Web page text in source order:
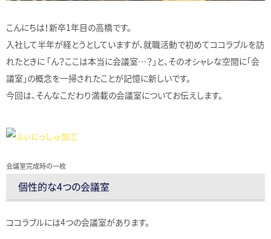
こんにちは！新卒1年目の高橋です。
入社して半年が経とうとしていますが、就職活動で初めてココラブルを訪
れたときに 「ん？ここは本当に会議室…？」と、そのオシャレな空間に「会
議室」の概念を一掃されたことが記憶に新しいです。
今回は、そんなこだわり満載の会議室についてお伝えします。
会議室完成時の一枚
個性的な4つの会議室
ココラブルには4つの会議室があります。